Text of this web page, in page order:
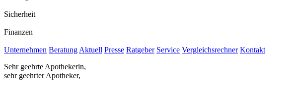
Sicherheit
Finanzen
Unternehmen Beratung Aktuell Presse Ratgeber Service Vergleichsrechner Kontakt
Sehr geehrte Apothekerin,
sehr geehrter Apotheker,